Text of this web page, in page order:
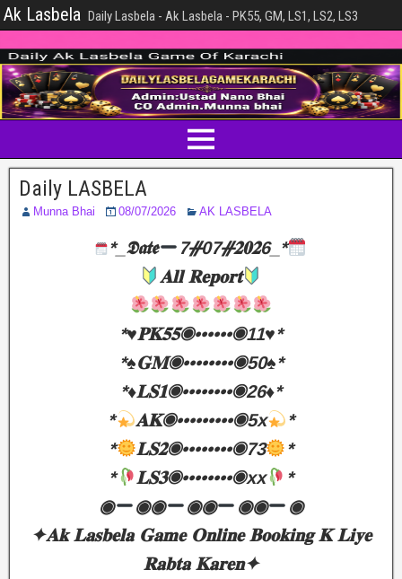
Ak Lasbela Daily Lasbela - Ak Lasbela - PK55, GM, LS1, LS2, LS3
Daily LASBELA
Munna Bhai 08/07/2026 AK LASBELA
*_𝕯𝖆𝖙𝖊
7ᚌ07ᚌ𝟐𝟎𝟐6_*
𝐀𝐥𝐥 𝐑𝐞𝐩𝐨𝐫𝐭
*♥️𝐏𝐊𝟓𝟓◉••••••◉11♥️*
*♠️𝐆𝐌◉••••••••◉50♠️*
*♦️𝐋𝐒𝟏◉••••••••◉26♦️*
*
𝐀𝐊◉•••••••••◉5x
*
*
𝐋𝐒𝟐◉••••••••◉73
*
*
𝐋𝐒𝟑◉••••••••◉xx
*
◉
◉◉ ◉◉ ◉◉
◉
✦𝐀𝐤 𝐋𝐚𝐬𝐛𝐞𝐥𝐚 𝐆𝐚𝐦𝐞 𝐎𝐧𝐥𝐢𝐧𝐞 𝐁𝐨𝐨𝐤𝐢𝐧𝐠 𝐊 𝐋𝐢𝐲𝐞
𝐑𝐚𝐛𝐭𝐚 𝐊𝐚𝐫𝐞𝐧✦